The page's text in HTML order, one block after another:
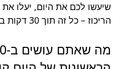
שיעשו לכם את היום, יעלו את
הריכוז – כל זה תוך 30 דקות בלבד.